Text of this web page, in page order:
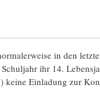
in den
ihr 14.
keine Einladung zur